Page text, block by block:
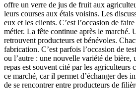
offre un verre de jus de fruit aux
leurs courses aux étals voisins. Les
eux et les clients. C’est l’occasion de
métier. La fête continue après le marché.
retrouvent producteurs et bénévoles.
fabrication. C’est parfois l’occasion de
ou l’autre : une nouvelle variété de bière,
repas est souvent cité par les agriculteurs
ce marché, car il permet d’échanger des
de se rencontrer entre producteurs de